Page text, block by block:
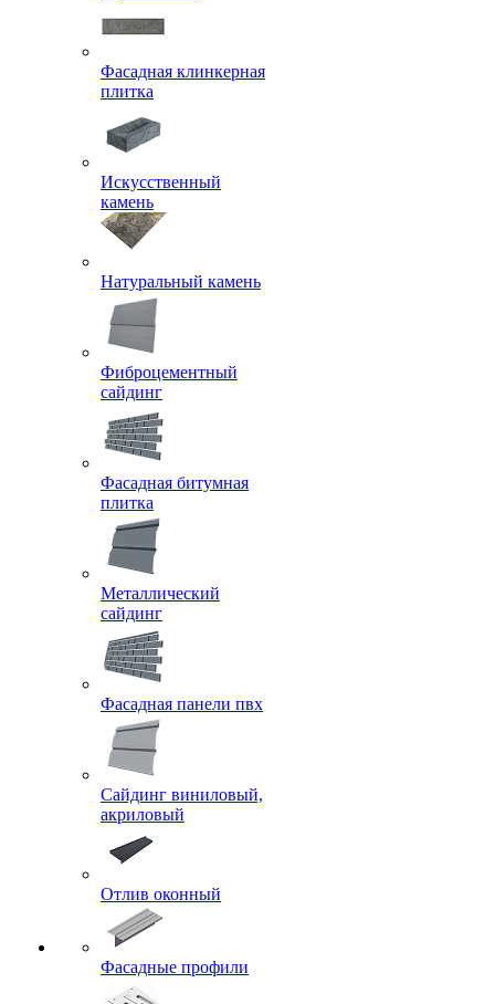
Фасадная клинкерная
плитка
Искусственный
камень
Натуральный камень
Фиброцементный
сайдинг
Фасадная битумная
плитка
Металлический
сайдинг
Фасадная панели пвх
Сайдинг виниловый,
акриловый
Отлив оконный
Фасадные профили